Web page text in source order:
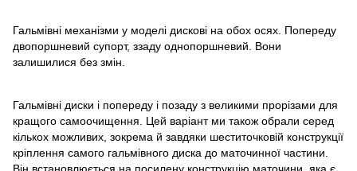
Гальмівні механізми у моделі дискові на обох осях. Попереду
двопоршневий супорт, ззаду однопоршневий. Вони
залишилися без змін.
Гальмівні диски і попереду і позаду з великими прорізами для
кращого самоочищення. Цей варіант ми також обрали серед
кількох можливих, зокрема й завдяки шеститочковій конструкції
кріплення самого гальмівного диска до маточинної частини.
Він встановлюється на посилену конструкцію маточини, яка є